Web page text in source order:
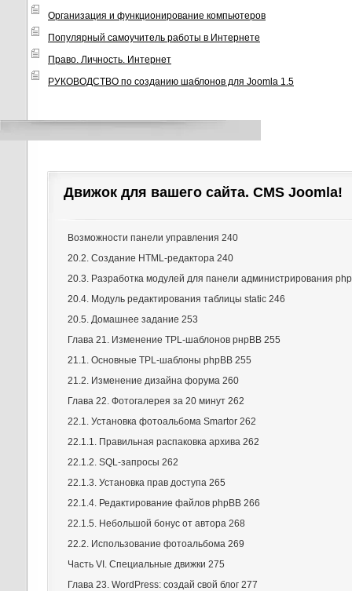
Организация и функционирование компьютеров
Популярный самоучитель работы в Интернете
Право. Личность. Интернет
РУКОВОДСТВО по созданию шаблонов для Joomla 1.5
Движок для вашего сайта. CMS Joomla!
Возможности панели управления 240
20.2. Создание HTML-редактора 240
20.3. Разработка модулей для панели администрирования
20.4. Модуль редактирования таблицы static 246
20.5. Домашнее задание 253
Глава 21. Изменение TPL-шаблонов рнрВВ 255
21.1. Основные TPL-шаблоны phpBB 255
21.2. Изменение дизайна форума 260
Глава 22. Фотогалерея за 20 минут 262
22.1. Установка фотоальбома Smartor 262
22.1.1. Правильная распаковка архива 262
22.1.2. SQL-запросы 262
22.1.3. Установка прав доступа 265
22.1.4. Редактирование файлов phpBB 266
22.1.5. Небольшой бонус от автора 268
22.2. Использование фотоальбома 269
Часть VI. Специальные движки 275
Глава 23. WordPress: создай свой блог 277